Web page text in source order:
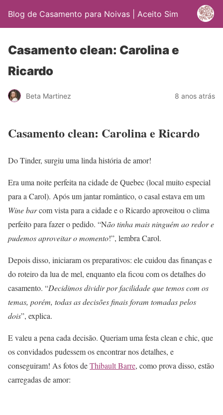
Blog de Casamento para Noivas | Aceito Sim
Casamento clean: Carolina e
Ricardo
Beta Martinez 8 anos atrás
Casamento clean: Carolina e Ricardo
Do Tinder, surgiu uma linda história de amor!
Era uma noite perfeita na cidade de Quebec (local muito especial
para a Carol). Após um jantar romântico, o casal estava em um
Wine barcom vista para a cidade e o Ricardo aproveitou o clima
perfeito para fazer o pedido. “Não tinha mais ninguém ao redor e
pudemos aproveitar o momento!”, lembra Carol.
Depois disso, iniciaram os preparativos: ele cuidou das finanças e
do roteiro da lua de mel, enquanto ela ficou com os detalhes do
casamento. “Decidimos dividir por facilidade que temos com os
temas, porém, todas as decisões finais foram tomadas pelos
dois”, explica.
E valeu a pena cada decisão. Queriam uma festa clean e chic, que
os convidados pudessem os encontrar nos detalhes, e
conseguiram! As fotos deThibault Barre, como prova disso, estão
carregadas de amor: